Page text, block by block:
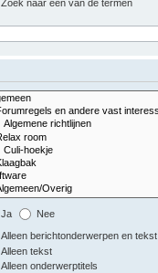
Zoek naar één van de termen
Ja Nee
Alleen berichtonderwerpen en tekst
Alleen tekst
Alleen onderwerptitels